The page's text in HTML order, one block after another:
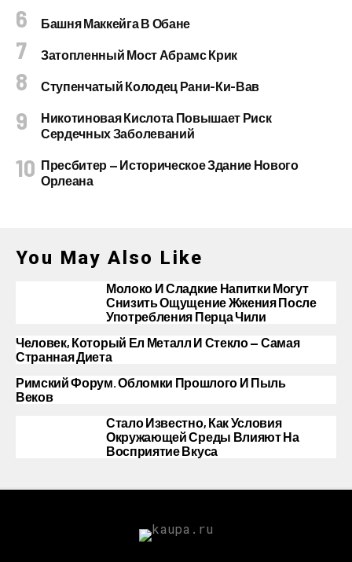
Башня Маккейга В Обане
Затопленный Мост Абрамс Крик
Ступенчатый Колодец Рани-Ки-Вав
Никотиновая Кислота Повышает Риск
Сердечных Заболеваний
Пресбитер — Историческое Здание Нового
Орлеана
You May Also Like
Молоко И Сладкие Напитки Могут
Снизить Ощущение Жжения После
Употребления Перца Чили
Человек, Который Ел Металл И Стекло — Самая
Странная Диета
Римский Форум. Обломки Прошлого И Пыль
Веков
Стало Известно, Как Условия
Окружающей Среды Влияют На
Восприятие Вкуса